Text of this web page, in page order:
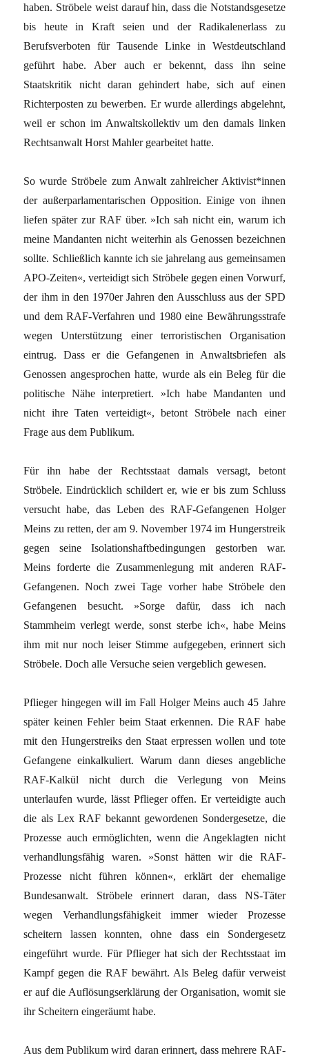
haben. Ströbele weist darauf hin, dass die Notstandsgesetze
bis heute in Kraft seien und der Radikalenerlass zu
Berufsverboten für Tausende Linke in Westdeutschland
geführt habe. Aber auch er bekennt, dass ihn seine
Staatskritik nicht daran gehindert habe, sich auf einen
Richterposten zu bewerben. Er wurde allerdings abgelehnt,
weil er schon im Anwaltskollektiv um den damals linken
Rechtsanwalt Horst Mahler gearbeitet hatte.
So wurde Ströbele zum Anwalt zahlreicher Aktivist*innen
der außerparlamentarischen Opposition. Einige von ihnen
liefen später zur RAF über. »Ich sah nicht ein, warum ich
meine Mandanten nicht weiterhin als Genossen bezeichnen
sollte. Schließlich kannte ich sie jahrelang aus gemeinsamen
APO-Zeiten«, verteidigt sich Ströbele gegen einen Vorwurf,
der ihm in den 1970er Jahren den Ausschluss aus der SPD
und dem RAF-Verfahren und 1980 eine Bewährungsstrafe
wegen Unterstützung einer terroristischen Organisation
eintrug. Dass er die Gefangenen in Anwaltsbriefen als
Genossen angesprochen hatte, wurde als ein Beleg für die
politische Nähe interpretiert. »Ich habe Mandanten und
nicht ihre Taten verteidigt«, betont Ströbele nach einer
Frage aus dem Publikum.
Für ihn habe der Rechtsstaat damals versagt, betont
Ströbele. Eindrücklich schildert er, wie er bis zum Schluss
versucht habe, das Leben des RAF-Gefangenen Holger
Meins zu retten, der am 9. November 1974 im Hungerstreik
gegen seine Isolationshaftbedingungen gestorben war.
Meins forderte die Zusammenlegung mit anderen RAF-
Gefangenen. Noch zwei Tage vorher habe Ströbele den
Gefangenen besucht. »Sorge dafür, dass ich nach
Stammheim verlegt werde, sonst sterbe ich«, habe Meins
ihm mit nur noch leiser Stimme aufgegeben, erinnert sich
Ströbele. Doch alle Versuche seien vergeblich gewesen.
Pflieger hingegen will im Fall Holger Meins auch 45 Jahre
später keinen Fehler beim Staat erkennen. Die RAF habe
mit den Hungerstreiks den Staat erpressen wollen und tote
Gefangene einkalkuliert. Warum dann dieses angebliche
RAF-Kalkül nicht durch die Verlegung von Meins
unterlaufen wurde, lässt Pflieger offen. Er verteidigte auch
die als Lex RAF bekannt gewordenen Sondergesetze, die
Prozesse auch ermöglichten, wenn die Angeklagten nicht
verhandlungsfähig waren. »Sonst hätten wir die RAF-
Prozesse nicht führen können«, erklärt der ehemalige
Bundesanwalt. Ströbele erinnert daran, dass NS-Täter
wegen Verhandlungsfähigkeit immer wieder Prozesse
scheitern lassen konnten, ohne dass ein Sondergesetz
eingeführt wurde. Für Pflieger hat sich der Rechtsstaat im
Kampf gegen die RAF bewährt. Als Beleg dafür verweist
er auf die Auflösungserklärung der Organisation, womit sie
ihr Scheitern eingeräumt habe.
Aus dem Publikum wird daran erinnert, dass mehrere RAF-